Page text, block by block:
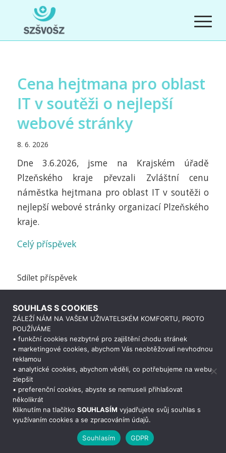
Cena hejtmana pro oblast
IT v soutěži o nejlepší
webové stránky
8. 6. 2026
Dne 3.6.2026, jsme na Krajském úřadě
Plzeňského kraje převzali Zvláštní cenu
náměstka hejtmana pro oblast IT v soutěži o
nejlepší webové stránky organizací Plzeňského
kraje.
Celý příspěvek
Sdílet příspěvek
SOUHLAS S COOKIES
ZÁLEŽÍ NÁM NA VAŠEM UŽIVATELSKÉM KOMFORTU, PROTO
POUŽÍVÁME
• funkční cookies nezbytné pro zajištění chodu stránek
• marketingové cookies, abychom Vás neobtěžovali nevhodnou
reklamou
• analytické cookies, abychom věděli, co potřebujeme na webu
zlepšit
• preferenční cookies, abyste se nemuseli přihlašovat
několikrát
Kliknutím na tlačítko SOUHLASÍM vyjadřujete svůj souhlas s
využívaním cookies a se zpracováním údajů.
Souhlasím GDPR
Potřebujete poradit?Zeptejte se našeho